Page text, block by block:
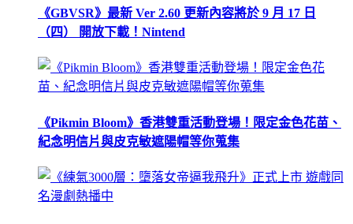
《GBVSR》最新 Ver 2.60 更新內容將於 9 月 17 日
（四） 開放下載！Nintend
《Pikmin Bloom》香港雙重活動登場！限定金色花苗、
紀念明信片與皮克敏遮陽帽等你蒐集